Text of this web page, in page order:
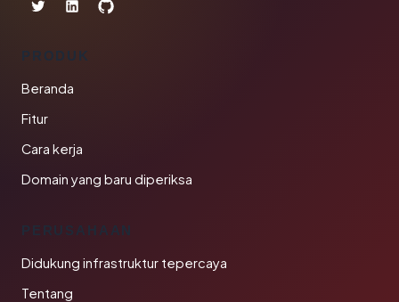
PRODUK
Beranda
Fitur
Cara kerja
Domain yang baru diperiksa
PERUSAHAAN
Didukung infrastruktur tepercaya
Tentang